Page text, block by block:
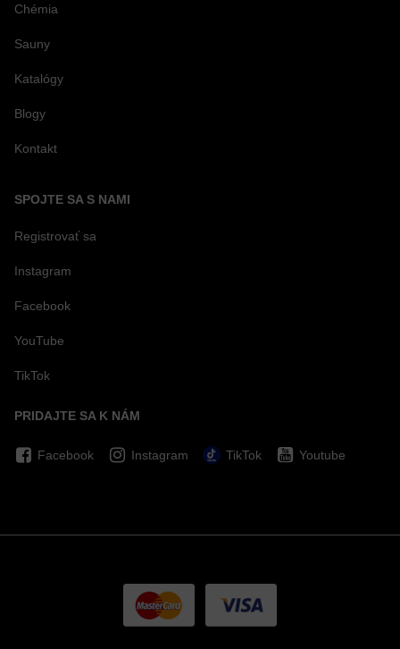
Chémia
Sauny
Katalógy
Blogy
Kontakt
SPOJTE SA S NAMI
Registrovať sa
Instagram
Facebook
YouTube
TikTok
PRIDAJTE SA K NÁM
Facebook Instagram TikTok Youtube